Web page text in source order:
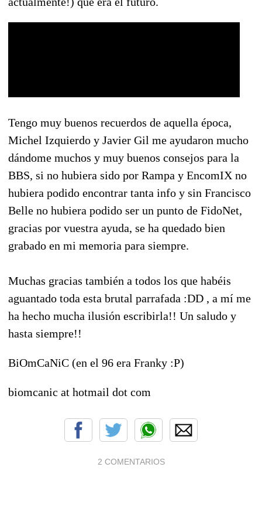
Tengo muy buenos recuerdos de aquella época,
Michel Izquierdo y Javier Gil me ayudaron mucho
dándome muchos y muy buenos consejos para la
BBS, si no hubiera sido por Rampa y EncomIX no
hubiera podido encontrar tanta info y sin Francisco
Belle no hubiera podido ser un punto de FidoNet,
gracias por vuestra ayuda, se ha quedado bien
grabado en mi memoria para siempre.
Muchas gracias también a todos los que habéis
aguantado toda esta brutal parrafada :DD , a mí me
ha hecho mucha ilusión escribirla!! Un saludo y
hasta siempre!!
BiOmCaNiC (en el 96 era Franky :P)
biomcanic at hotmail dot com
2 COMENTARIOS